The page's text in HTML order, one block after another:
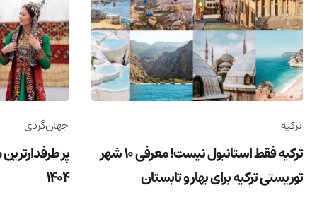
ترکیه
ترکیه فقط استانبول نیست! معرفی 10 شهر
توریستی ترکیه برای بهار و تابستان
جهان‌گردی
پر
1404